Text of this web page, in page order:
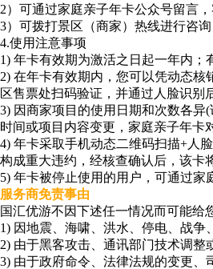
2）可通过家庭亲子年卡公众号留言
3）可拨打景区（商家）热线进行咨
4.使用注意事项
1) 年卡有效期为激活之日起一年内；
2) 在年卡有效期内，您可以凭动态
区售票处扫码验证，并通过人脸识别
3) 因商家项目的使用日期和次数各
时间或项目内容变更，家庭亲子年卡
4) 年卡采取手机动态二维码扫描+人
构成重大违约，经核查确认后，该卡
5) 年卡被停止使用的用户，可通过家
服务商免责事由
国汇优游不因下述任一情况而可能给
1) 因地震、海啸、洪水、停电、战争
2) 由于黑客攻击、通讯部门技术调整
3) 由于政府命令、法律法规的变更、